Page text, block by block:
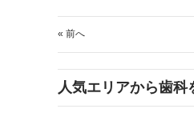
« 前へ
人気エリアから歯科